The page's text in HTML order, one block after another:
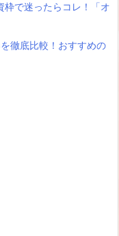
枠で迷ったらコレ！「オ
徹底比較！おすすめの